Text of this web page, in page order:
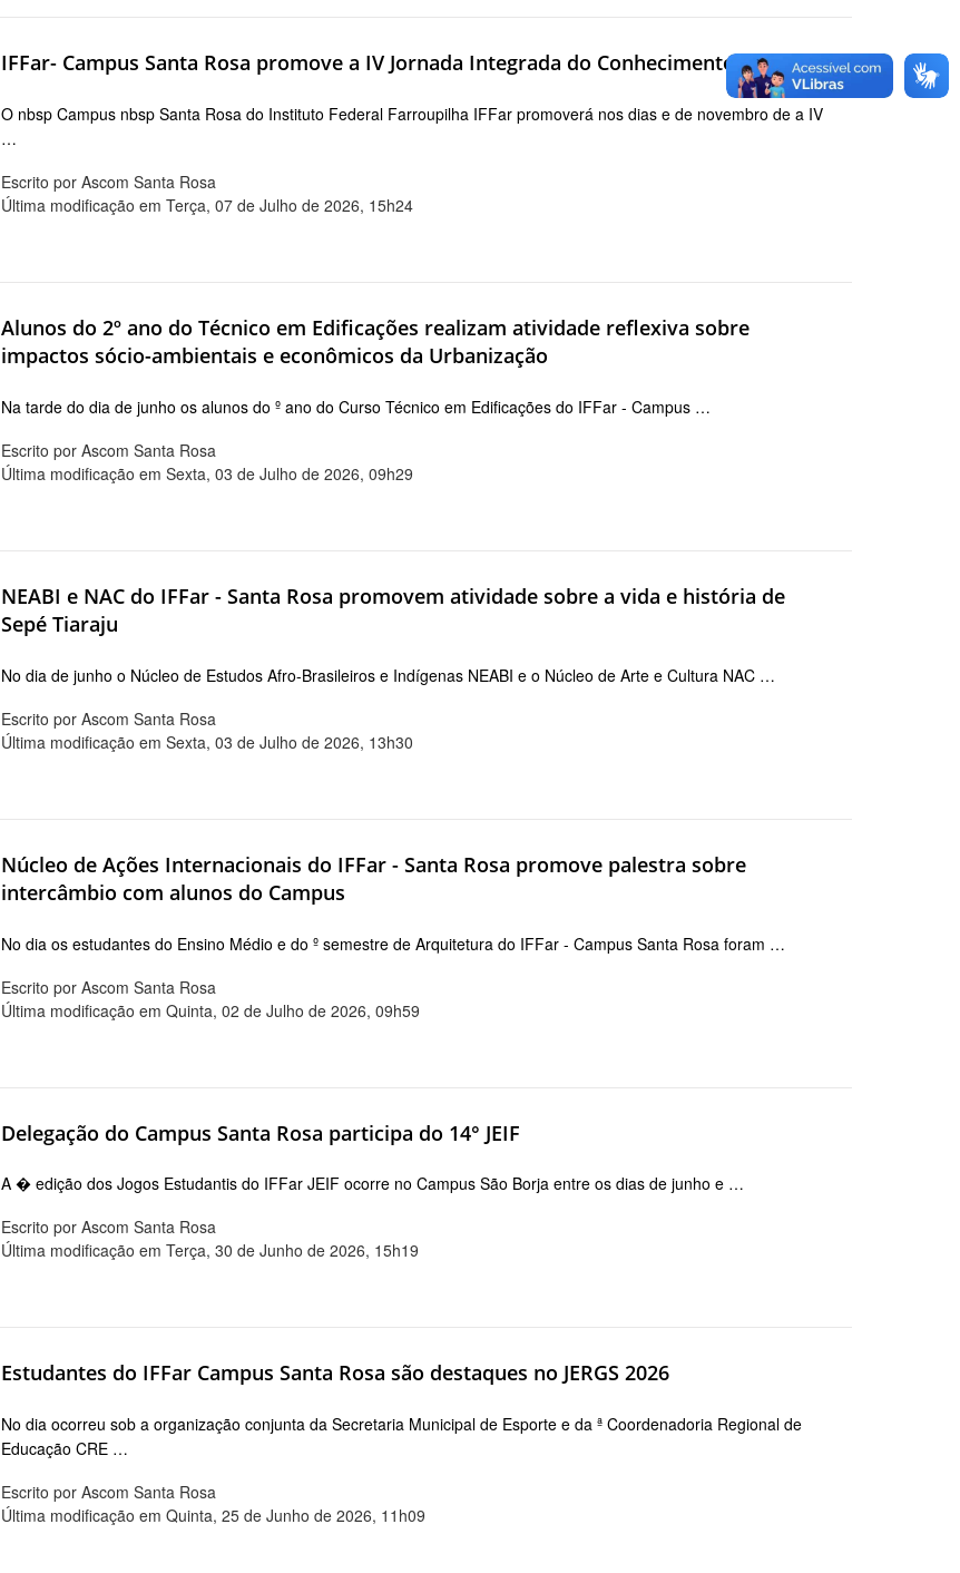
IFFar- Campus Santa Rosa promove a IV Jornada Integrada do Conhecimento – JIC 2026
O nbsp Campus nbsp Santa Rosa do Instituto Federal Farroupilha IFFar promoverá nos dias e de novembro de a IV
…
Escrito por Ascom Santa Rosa
Última modificação em Terça, 07 de Julho de 2026, 15h24
Alunos do 2º ano do Técnico em Edificações realizam atividade reflexiva sobre
impactos sócio-ambientais e econômicos da Urbanização
Na tarde do dia de junho os alunos do º ano do Curso Técnico em Edificações do IFFar - Campus …
Escrito por Ascom Santa Rosa
Última modificação em Sexta, 03 de Julho de 2026, 09h29
NEABI e NAC do IFFar - Santa Rosa promovem atividade sobre a vida e história de
Sepé Tiaraju
No dia de junho o Núcleo de Estudos Afro-Brasileiros e Indígenas NEABI e o Núcleo de Arte e Cultura NAC …
Escrito por Ascom Santa Rosa
Última modificação em Sexta, 03 de Julho de 2026, 13h30
Núcleo de Ações Internacionais do IFFar - Santa Rosa promove palestra sobre
intercâmbio com alunos do Campus
No dia os estudantes do Ensino Médio e do º semestre de Arquitetura do IFFar - Campus Santa Rosa foram …
Escrito por Ascom Santa Rosa
Última modificação em Quinta, 02 de Julho de 2026, 09h59
Delegação do Campus Santa Rosa participa do 14° JEIF
A � edição dos Jogos Estudantis do IFFar JEIF ocorre no Campus São Borja entre os dias de junho e …
Escrito por Ascom Santa Rosa
Última modificação em Terça, 30 de Junho de 2026, 15h19
Estudantes do IFFar Campus Santa Rosa são destaques no JERGS 2026
No dia ocorreu sob a organização conjunta da Secretaria Municipal de Esporte e da ª Coordenadoria Regional de
Educação CRE …
Escrito por Ascom Santa Rosa
Última modificação em Quinta, 25 de Junho de 2026, 11h09